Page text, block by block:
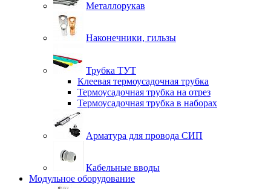
Металлорукав
Наконечники, гильзы
Трубка ТУТ
Клеевая термоусадочная трубка
Термоусадочная трубка на отрез
Термоусадочная трубка в наборах
Арматура для провода СИП
Кабельные вводы
Модульное оборудование